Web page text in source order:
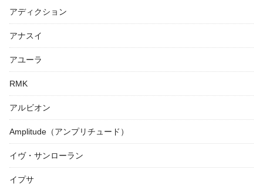
アディクション
アナスイ
アユーラ
RMK
アルビオン
Amplitude（アンプリチュード）
イヴ・サンローラン
イプサ